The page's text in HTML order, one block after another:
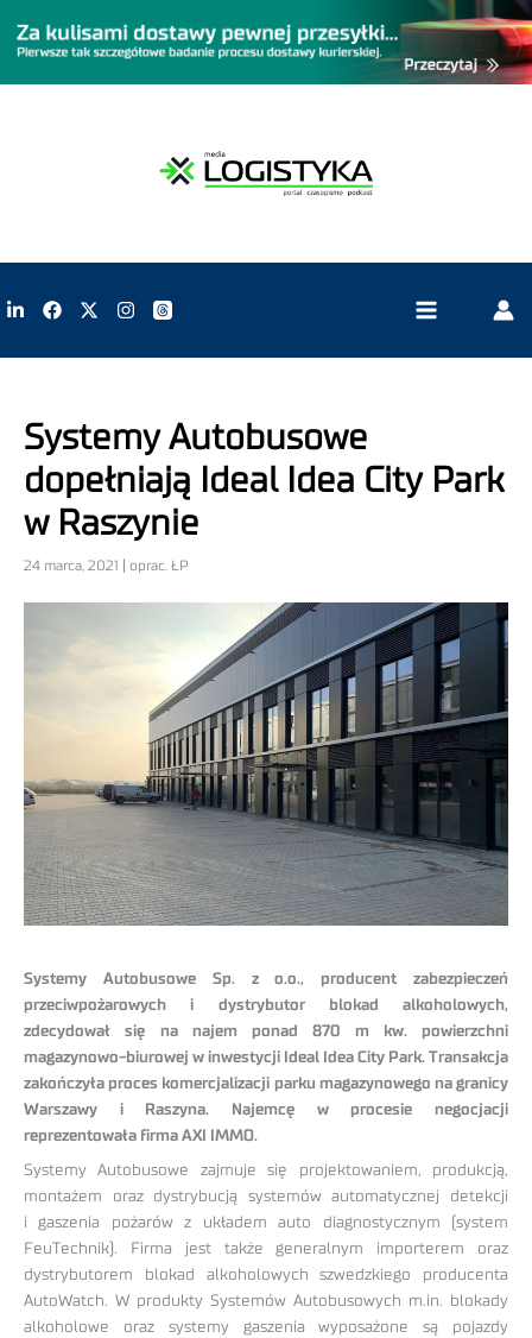
Systemy Autobusowe
dopełniają Ideal Idea City Park
w Raszynie
24 marca, 2021 | oprac. ŁP
Systemy Autobusowe Sp. z o.o., producent zabezpieczeń
przeciwpożarowych i dystrybutor blokad alkoholowych,
zdecydował się na najem ponad 870 m kw. powierzchni
magazynowo-biurowej w inwestycji Ideal Idea City Park. Transakcja
zakończyła proces komercjalizacji parku magazynowego na granicy
Warszawy i Raszyna. Najemcę w procesie negocjacji
reprezentowała firma AXI IMMO.
Systemy Autobusowe zajmuje się projektowaniem, produkcją,
montażem oraz dystrybucją systemów automatycznej detekcji
i gaszenia pożarów z układem auto diagnostycznym (system
FeuTechnik). Firma jest także generalnym importerem oraz
dystrybutorem blokad alkoholowych szwedzkiego producenta
AutoWatch. W produkty Systemów Autobusowych m.in. blokady
alkoholowe oraz systemy gaszenia wyposażone są pojazdy